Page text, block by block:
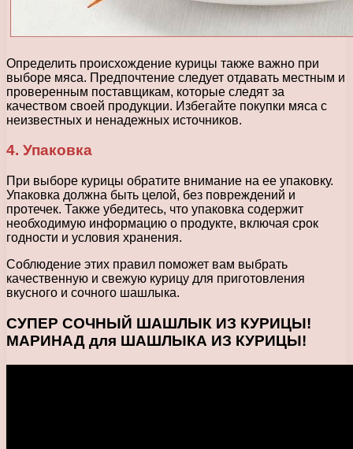
Определить происхождение курицы также важно при
выборе мяса. Предпочтение следует отдавать местным и
проверенным поставщикам, которые следят за
качеством своей продукции. Избегайте покупки мяса с
неизвестных и ненадежных источников.
4. Упаковка
При выборе курицы обратите внимание на ее упаковку.
Упаковка должна быть целой, без повреждений и
протечек. Также убедитесь, что упаковка содержит
необходимую информацию о продукте, включая срок
годности и условия хранения.
Соблюдение этих правил поможет вам выбрать
качественную и свежую курицу для приготовления
вкусного и сочного шашлыка.
СУПЕР СОЧНЫЙ ШАШЛЫК ИЗ КУРИЦЫ!
МАРИНАД для ШАШЛЫКА ИЗ КУРИЦЫ!